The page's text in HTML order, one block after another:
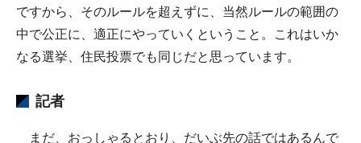
ですから、そのルールを超えずに、当然ルールの範囲の
中で公正に、適正にやっていくということ。これはいか
なる選挙、住民投票でも同じだと思っています。
記者
まだ、おっしゃるとおり、だいぶ先の話ではあるんで